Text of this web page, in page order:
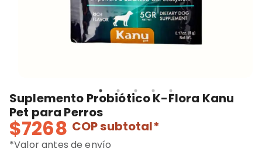
Suplemento Probiótico K-Flora Kanu
Pet para Perros
$7268 COPsubtotal*
*Valor antes de envío